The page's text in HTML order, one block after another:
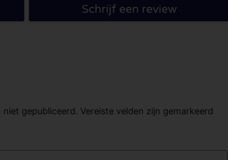
Schrijf een review
gepubliceerd. Vereiste velden zijn gemarkeerd